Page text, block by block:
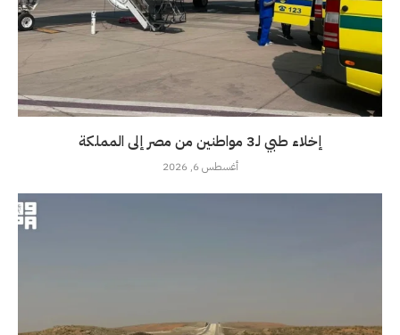
إخلاء طبي لـ3 مواطنين من مصر إلى المملكة
أغسطس 6, 2026